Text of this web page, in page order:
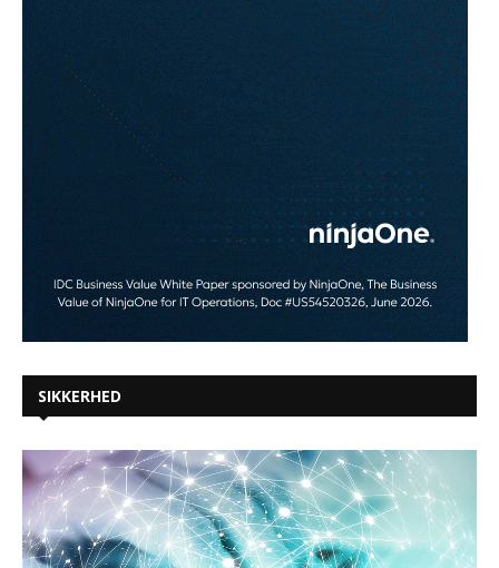
SIKKERHED